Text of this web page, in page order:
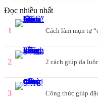
Đọc nhiều nhất
1 Cách làm mụn tự
2 2 cách giúp da
3 Công thức giúp